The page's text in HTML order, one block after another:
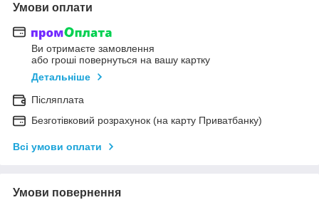
Умови оплати
Ви отримаєте замовлення
або гроші повернуться на вашу картку
Детальніше
Післяплата
Безготівковий розрахунок (на карту Приватбанку)
Всі умови оплати
Умови повернення